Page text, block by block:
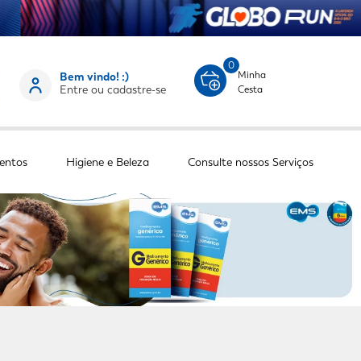
Bem vindo! :)
Entre ou cadastre-se
0
Minha
Cesta
Higiene e Beleza Consulte nossos Serviços